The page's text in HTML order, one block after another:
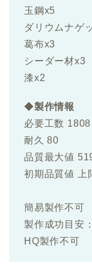
玉鋼x5
ダリウムナゲ
葛布x3
シーダー材x3
漆x2
◆製作情報
必要工数 1808
耐久 80
品質最大値
初期品質値 上
簡易製作不可
製作成功目安
HQ製作不可